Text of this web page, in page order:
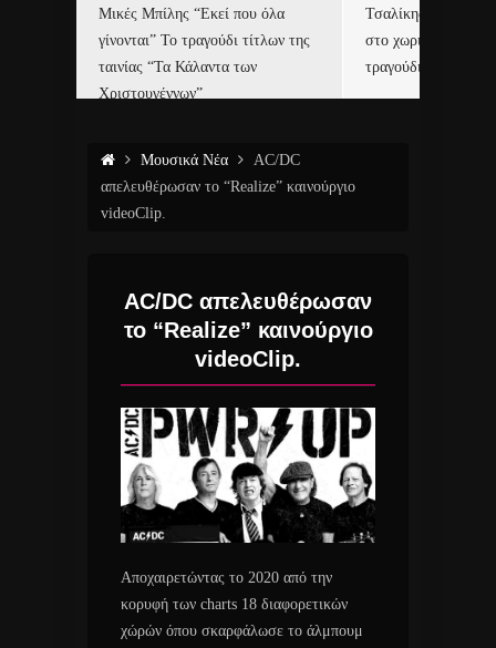
Μικές Μπίλης “Εκεί που όλα
γίνονται” Το τραγούδι τίτλων της
ταινίας “Τα Κάλαντα των
Χριστουγέννων”
Τσαλίκης,
στο χωριό του Άι
τραγούδι και video
Μουσικά Νέα
AC/DC
απελευθέρωσαν το “Realize” καινούργιο
videoClip.
AC/DC απελευθέρωσαν
το “Realize” καινούργιο
videoClip.
Αποχαιρετώντας το 2020 από την
κορυφή των charts 18 διαφορετικών
χώρών όπου σκαρφάλωσε το άλμπουμ